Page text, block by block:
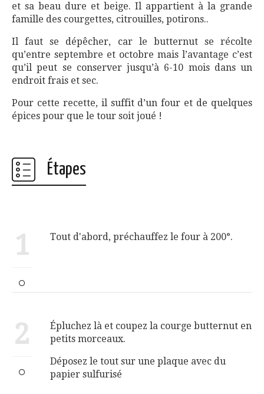
et sa beau dure et beige. Il appartient à la grande
famille des courgettes, citrouilles, potirons..
Il faut se dépêcher, car le butternut se récolte
qu’entre septembre et octobre mais l’avantage c’est
qu’il peut se conserver jusqu’à 6-10 mois dans un
endroit frais et sec.
Pour cette recette, il suffit d’un four et de quelques
épices pour que le tour soit joué !
Étapes
1 Tout d'abord, préchauffez le four à 200°.
2
Épluchez là et coupez la courge butternut en
petits morceaux.
Déposez le tout sur une plaque avec du
papier sulfurisé